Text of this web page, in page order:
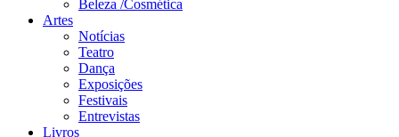
Beleza /Cosmética
Artes
Notícias
Teatro
Dança
Exposições
Festivais
Entrevistas
Livros